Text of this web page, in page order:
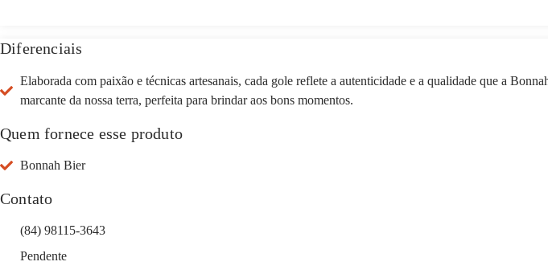
Diferenciais
Elaborada com paixão e técnicas artesanais, cada gole reflete a autenticidade e a qualidade que a
marcante da nossa terra, perfeita para brindar aos bons momentos.
Quem fornece esse produto
Bonnah Bier
Contato
(84) 98115-3643
Pendente